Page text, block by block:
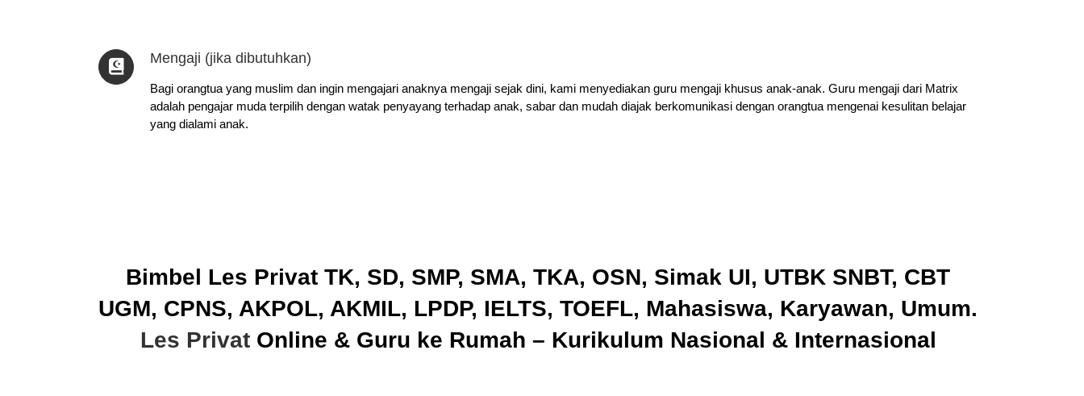
Mengaji (jika dibutuhkan)
Bagi orangtua yang muslim dan ingin mengajari anaknya mengaji sejak dini, kami menyediakan guru mengaji khusus anak-anak. Guru mengaji dari Matrix
adalah pengajar muda terpilih dengan watak penyayang terhadap anak, sabar dan mudah diajak berkomunikasi dengan orangtua mengenai kesulitan belajar
yang dialami anak.
Bimbel Les Privat TK, SD, SMP, SMA, TKA, OSN, Simak UI, UTBK SNBT, CBT
UGM, CPNS, AKPOL, AKMIL, LPDP, IELTS, TOEFL, Mahasiswa, Karyawan, Umum.
Les PrivatOnline & Guru ke Rumah – Kurikulum Nasional & Internasional